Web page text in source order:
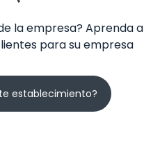
la empresa? Aprenda a
para su empresa
establecimiento?